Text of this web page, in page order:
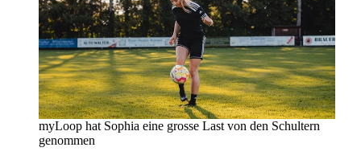
myLoop hat Sophia eine grosse Last von den Schultern
genommen